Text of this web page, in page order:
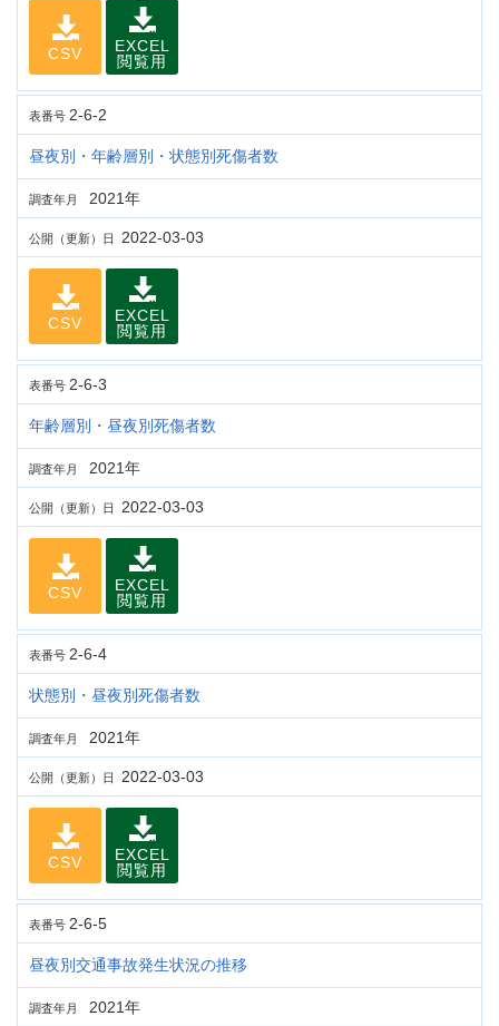
CSV
EXCEL
閲覧用
表番号 2-6-2
昼夜別・年齢層別・状態別死傷者数
調査年月 2021年
公開（更新）日 2022-03-03
CSV
EXCEL
閲覧用
表番号 2-6-3
年齢層別・昼夜別死傷者数
調査年月 2021年
公開（更新）日 2022-03-03
CSV
EXCEL
閲覧用
表番号 2-6-4
状態別・昼夜別死傷者数
調査年月 2021年
公開（更新）日 2022-03-03
CSV
EXCEL
閲覧用
表番号 2-6-5
昼夜別交通事故発生状況の推移
調査年月 2021年